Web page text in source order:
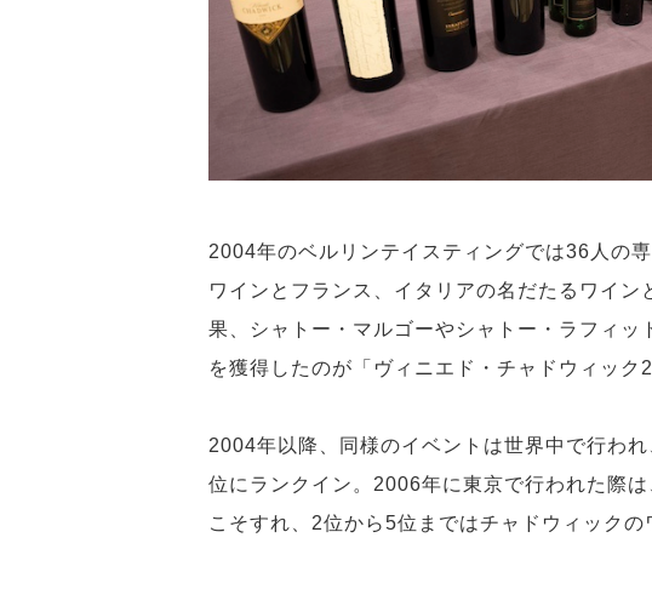
2004年のベルリンテイスティングでは36人の
ワインとフランス、イタリアの名だたるワイ
果、シャトー・マルゴーやシャトー・ラフィッ
を獲得したのが「ヴィニエド・チャドウィック
2004年以降、同様のイベントは世界中で行わ
位にランクイン。2006年に東京で行われた際
こそすれ、2位から5位まではチャドウィックの